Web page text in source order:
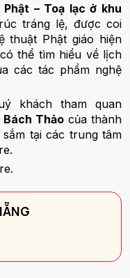
Phật – Toạ lạc ở khu
tráng lệ, được coi
thuật Phật giáo hiện
thể tìm hiểu về lịch
các tác phẩm nghệ
khách tham quan
Bách Thảo của thành
tại các trung tâm